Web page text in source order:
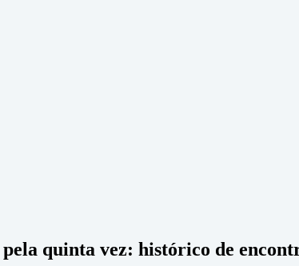
quinta vez: histórico de